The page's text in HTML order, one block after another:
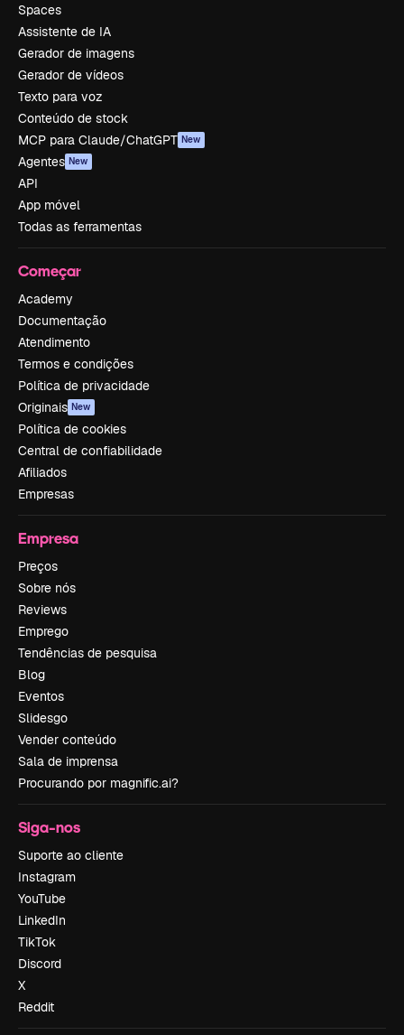
Spaces
Assistente de IA
Gerador de imagens
Gerador de vídeos
Texto para voz
Conteúdo de stock
MCP para Claude/ChatGPT New
Agentes New
API
App móvel
Todas as ferramentas
Começar
Academy
Documentação
Atendimento
Termos e condições
Política de privacidade
Originais New
Política de cookies
Central de confiabilidade
Afiliados
Empresas
Empresa
Preços
Sobre nós
Reviews
Emprego
Tendências de pesquisa
Blog
Eventos
Slidesgo
Vender conteúdo
Sala de imprensa
Procurando por magnific.ai?
Siga-nos
Suporte ao cliente
Instagram
YouTube
LinkedIn
TikTok
Discord
X
Reddit